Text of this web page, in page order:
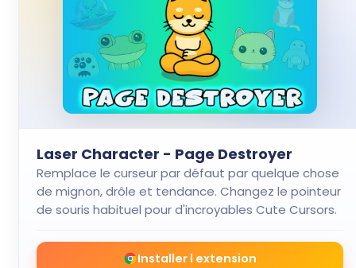
Laser Character - Page Destroyer
Remplace le curseur par défaut par quelque chose
de mignon, drôle et tendance. Changez le pointeur
de souris habituel pour d'incroyables Cute Cursors.
Installer l extension